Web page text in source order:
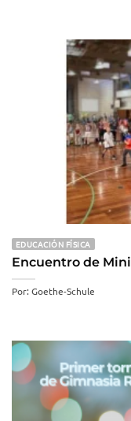
EDUCACIÓN FÍSICA
Encuentro de
Por: Goethe-Schule